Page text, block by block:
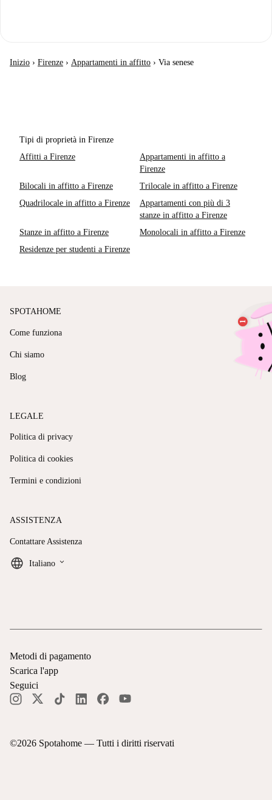
Inizio › Firenze › Appartamenti in affitto › Via senese
Tipi di proprietà in Firenze
Affitti a Firenze
Appartamenti in affitto a
Firenze
Bilocali in affitto a Firenze
Trilocale in affitto a Firenze
Quadrilocale in affitto a Firenze
Appartamenti con più di 3
stanze in affitto a Firenze
Stanze in affitto a Firenze
Monolocali in affitto a Firenze
Residenze per studenti a Firenze
SPOTAHOME
Come funziona
Chi siamo
Blog
LEGALE
Politica di privacy
Politica di cookies
Termini e condizioni
ASSISTENZA
Contattare Assistenza
Italiano keyboard_arrow_down
©2026 Spotahome — Tutti i diritti riservati
Metodi di pagamento
Scarica l'app
Seguici